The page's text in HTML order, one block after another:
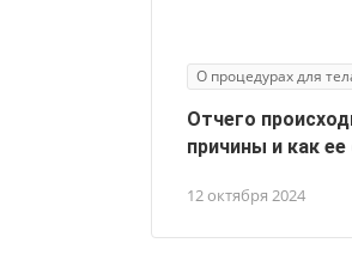
О процедурах для
12 октября 2024
Отчего
причины и как ее